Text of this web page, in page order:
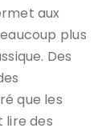
aux
plus
Des
que les
lire des